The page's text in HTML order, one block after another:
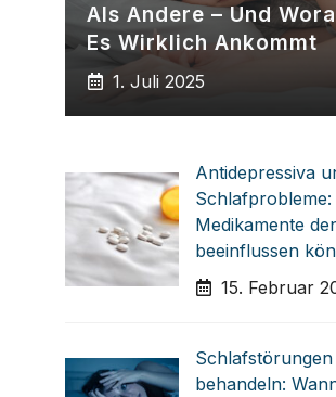
Als Andere – Und
Es Wirklich Ankommt
1. Juli 2025
Antidepressiva
Schlafprobleme:
Medikamente
beeinflussen
15. Februar
Schlafstörungen
behandeln: